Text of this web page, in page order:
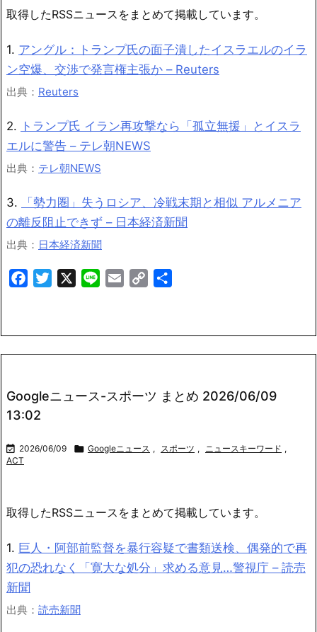
取得したRSSニュースをまとめて掲載しています。
1. アングル：トランプ氏の面子潰したイスラエルのイラ
ン空爆、交渉で発言権主張か – Reuters
出典： Reuters
2. トランプ氏 イラン再攻撃なら「孤立無援」とイスラ
エルに警告 – テレ朝NEWS
出典： テレ朝NEWS
3.
「勢力圏」失うロシア、冷戦末期と相似 アルメニア
の離反阻止できず – 日本経済新聞
出典： 日本経済新聞
FacebookTwitter Line Email
Copy
Googleニュース-スポーツ まとめ 2026/06/09
13:02
 2026/06/09  Googleニュース , スポーツ , ニュースキーワード ,
ACT
取得したRSSニュースをまとめて掲載しています。
1. 巨人・阿部前監督を暴行容疑で書類送検、偶発的で再
犯の恐れなく「寛大な処分」求める意見…警視庁 – 読売
新聞
出典： 読売新聞